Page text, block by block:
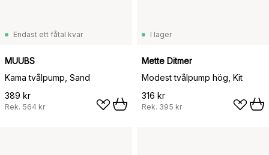
Endast ett fåtal kvar
MUUBS
Kama tvålpump, Sand
389 kr
Rek. 564 kr
I lager
Mette Ditmer
Modest tvålpump hög, Kit
316 kr
Rek. 395 kr